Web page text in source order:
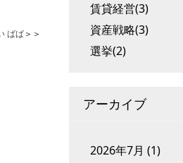
ばば＞＞
賃貸経営(3)
資産戦略(3)
選挙(2)
アーカイブ
2026年7月 (1)